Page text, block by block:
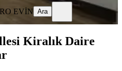
EVİN Ara
Kiralık Daire